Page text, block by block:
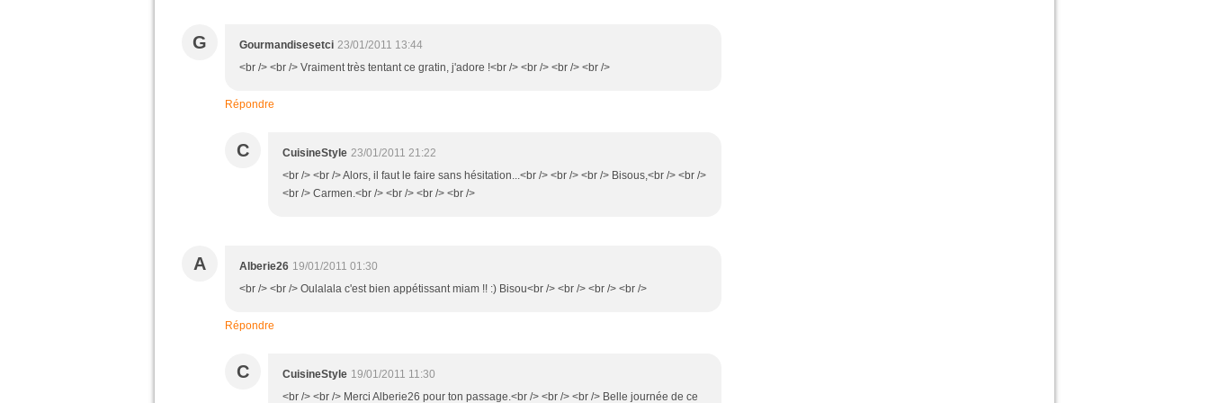
G Gourmandisesetci 23/01/2011 13:44
<br /> <br /> Vraiment très tentant ce gratin, j'adore !<br /> <br /> <br /> <br />
Répondre
C CuisineStyle 23/01/2011 21:22
<br /> <br /> Alors, il faut le faire sans hésitation...<br /> <br /> <br /> Bisous,<br /> <br />
<br /> Carmen.<br /> <br /> <br /> <br />
A Alberie26 19/01/2011 01:30
<br /> <br /> Oulalala c'est bien appétissant miam !! :) Bisou<br /> <br /> <br /> <br />
Répondre
C CuisineStyle 19/01/2011 11:30
<br /> <br /> Merci Alberie26 pour ton passage.<br /> <br /> <br /> Belle journée de ce